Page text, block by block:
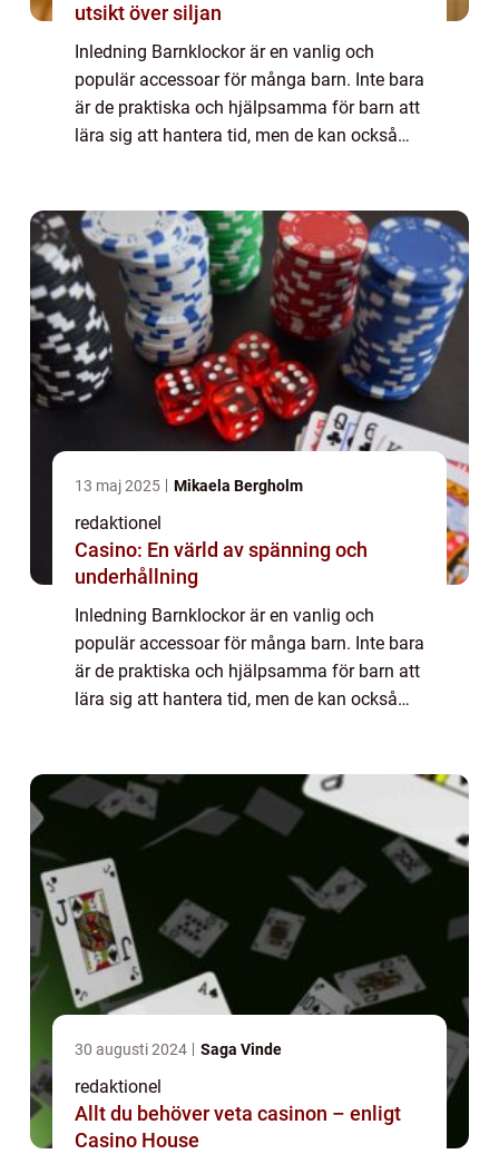
utsikt över siljan
Inledning Barnklockor är en vanlig och
populär accessoar för många barn. Inte bara
är de praktiska och hjälpsamma för barn att
lära sig att hantera tid, men de kan också
13 maj 2025 Mikaela Bergholm
redaktionel
Casino: En värld av spänning och
underhållning
Inledning Barnklockor är en vanlig och
populär accessoar för många barn. Inte bara
är de praktiska och hjälpsamma för barn att
lära sig att hantera tid, men de kan också
30 augusti 2024 Saga Vinde
redaktionel
Allt du behöver veta casinon – enligt
Casino House